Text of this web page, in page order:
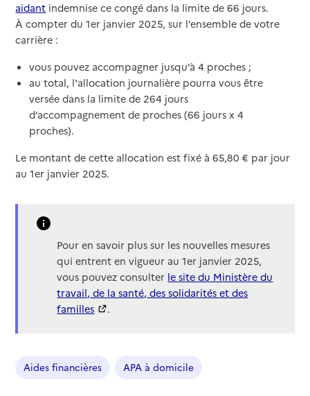
aidant indemnise ce congé dans la limite de 66 jours.
À compter du 1er janvier 2025, sur l’ensemble de votre
carrière :
vous pouvez accompagner jusqu’à 4 proches ;
au total, l'allocation journalière pourra vous être
versée dans la limite de 264 jours
d’accompagnement de proches (66 jours x 4
proches).
Le montant de cette allocation est fixé à 65,80 € par jour
au 1er janvier 2025.
Pour en savoir plus sur les nouvelles mesures
qui entrent en vigueur au 1er janvier 2025,
vous pouvez consulter le site du Ministère du
travail, de la santé, des solidarités et des
familles
.
Aides financières APA à domicile